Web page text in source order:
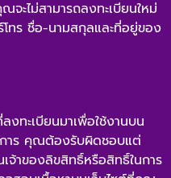
ไม่สามารถลงทะเบียนใหม่
โทร ชื่อ-นามสกุลและที่อยู่ของ
งทะเบียนมาเพื่อใช้งานบน
ริการ คุณต้องรับผิดชอบแต่
จ้าของลิขสิทธิ์หรือสิทธิ์ในการ